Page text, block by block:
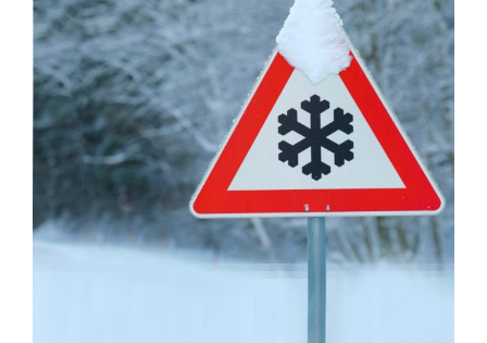
Actualitat
Municipi
…